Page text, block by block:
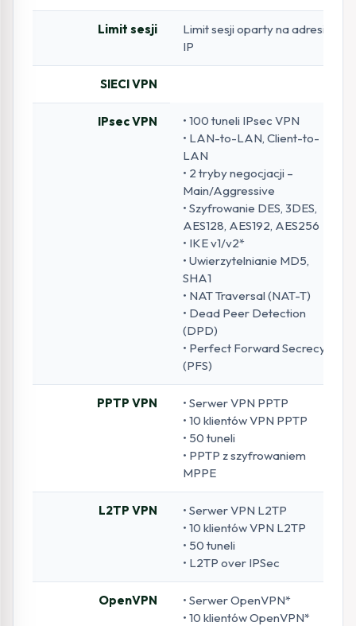
Limit sesji
Limit sesji oparty na adresie
IP
SIECI VPN
IPsec VPN
• 100 tuneli IPsec VPN
• LAN-to-LAN, Client-to-
LAN
• 2 tryby negocjacji –
Main/Aggressive
• Szyfrowanie DES, 3DES,
AES128, AES192, AES256
• IKE v1/v2*
• Uwierzytelnianie MD5,
SHA1
• NAT Traversal (NAT-T)
• Dead Peer Detection
(DPD)
• Perfect Forward Secrecy
(PFS)
PPTP VPN
• Serwer VPN PPTP
• 10 klientów VPN PPTP
• 50 tuneli
• PPTP z szyfrowaniem
MPPE
L2TP VPN
• Serwer VPN L2TP
• 10 klientów VPN L2TP
• 50 tuneli
• L2TP over IPSec
OpenVPN
• Serwer OpenVPN*
• 10 klientów OpenVPN*